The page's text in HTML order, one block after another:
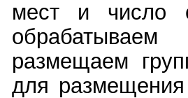
мест и число
размещаем
для